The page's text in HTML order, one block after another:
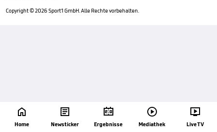

Home

Newsticker

Ergebnisse

Mediathek

Live TV
Copyright ©2026 Sport1 GmbH. Alle Rechte vorbehalten.